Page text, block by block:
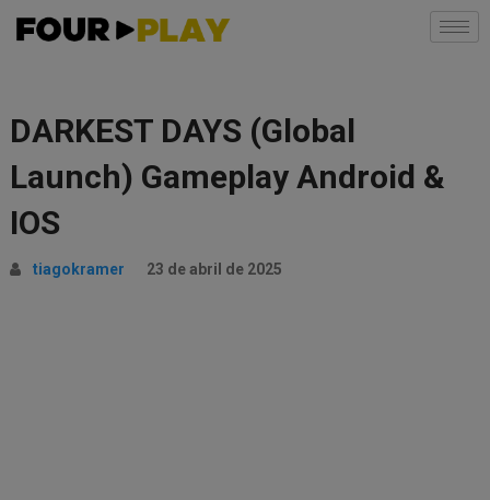
DARKEST DAYS (Global
Launch) Gameplay Android &
IOS
tiagokramer 23 de abril de 2025